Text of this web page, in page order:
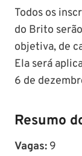
Todos os
do Brito
objetiva, de
Ela será
6 de
Resumo
Vagas: 9